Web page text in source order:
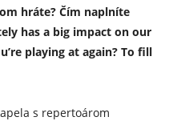
hráte? Čím naplníte
has a big impact on our
playing at again? To fill
s repertoárom